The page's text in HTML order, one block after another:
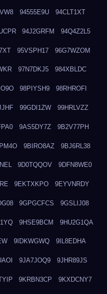
94555E9U 94CLT1XT
94J2GRFM 94Q4Z2L5
95VSPH17 96G7WZOM
97N7DKJ5 984XBLDC
98PIYSH9 98RHROFI
99GDI1ZW 99HRLVZZ
9AS5DY7Z 9B2V77PH
9BIRO8AZ 9BJ6RL38
9D0TQQOV 9DFN8WE0
9EKTXKPO 9EYVNRDY
9GPGCFCS 9GSLIJ08
9HSE9BCM 9HU2G1QA
9IDKWGWQ 9IL8EDHA
9JA7JOQ9 9JHR89JS
9KRBN3CP 9KXDCNY7